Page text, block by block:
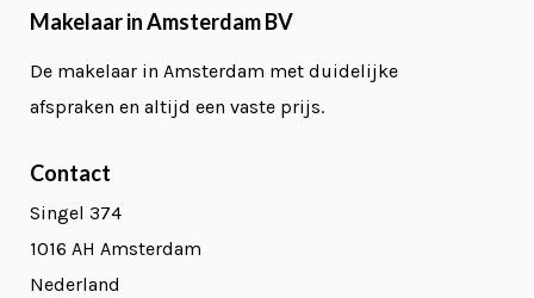
Makelaar in Amsterdam BV
De makelaar in Amsterdam met duidelijke
afspraken en altijd een vaste prijs.
Contact
Singel 374
1016 AH Amsterdam
Nederland